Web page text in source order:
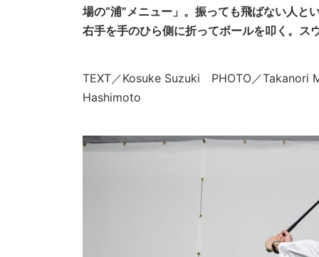
場の“浦”メニュー」。振っても飛ばない人と
右手を手のひら側に折ってボールを叩く。ス
TEXT／Kosuke Suzuki PHOTO／
Hashimoto